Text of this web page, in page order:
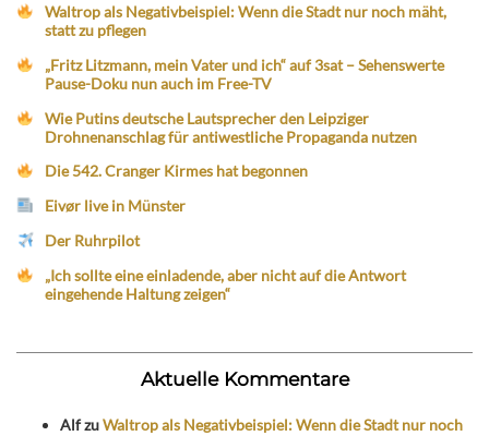
Waltrop als Negativbeispiel: Wenn die Stadt nur noch mäht,
statt zu pflegen
„Fritz Litzmann, mein Vater und ich“ auf 3sat – Sehenswerte
Pause-Doku nun auch im Free-TV
Wie Putins deutsche Lautsprecher den Leipziger
Drohnenanschlag für antiwestliche Propaganda nutzen
Die 542. Cranger Kirmes hat begonnen
Eivør live in Münster
Der Ruhrpilot
„Ich sollte eine einladende, aber nicht auf die Antwort
eingehende Haltung zeigen“
Aktuelle Kommentare
AlfzuWaltrop als Negativbeispiel: Wenn die Stadt nur noch